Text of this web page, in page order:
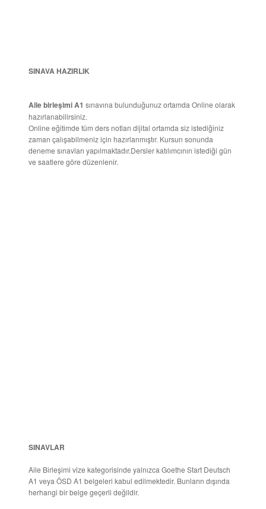
SINAVA HAZIRLIK
Aile birleşimi A1 sınavına bulunduğunuz ortamda Online olarak
hazırlanabilirsiniz.
Online eğitimde tüm ders notları dijital ortamda siz istediğiniz
zaman çalışabilmeniz için hazırlanmıştır. Kursun sonunda
deneme sınavları yapılmaktadır.Dersler katılımcının istediği gün
ve saatlere göre düzenlenir.
SINAVLAR
Aile Birleşimi vize kategorisinde yalnızca Goethe Start Deutsch
A1 veya ÖSD A1 belgeleri kabul edilmektedir. Bunların dışında
herhangi bir belge geçerli değildir.